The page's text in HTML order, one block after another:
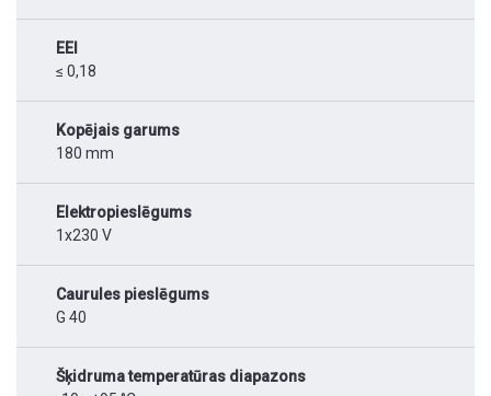
EEI
≤ 0,18
Kopējais garums
180 mm
Elektropieslēgums
1x230 V
Caurules pieslēgums
G 40
Šķidruma temperatūras diapazons